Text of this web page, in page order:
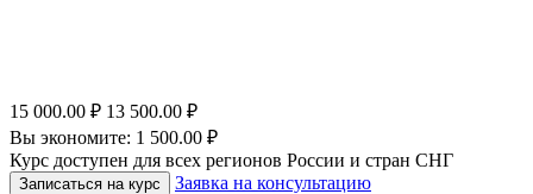
15 000.00 ₽ 13 500.00 ₽
Вы экономите: 1 500.00 ₽
Курс доступен для всех регионов России и стран СНГ
Записаться на курс
Заявка на консультацию